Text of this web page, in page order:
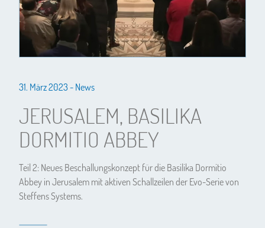
31. März 2023 - News
JERUSALEM, BASILIKA
DORMITIO ABBEY
Teil 2: Neues Beschallungskonzept für die Basilika Dormitio
Abbey in Jerusalem mit aktiven Schallzeilen der Evo-Serie von
Steffens Systems.